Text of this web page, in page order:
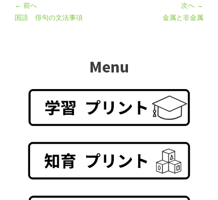
← 前へ
国語 俳句の文法事項
次へ →
金属と非金属
Menu